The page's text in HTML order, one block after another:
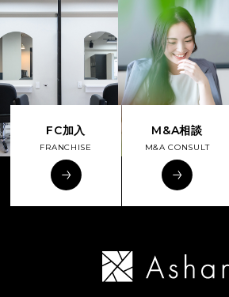
FC加入
FRANCHISE
M&A相談
M&A CONSULT